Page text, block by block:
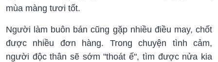
mùa màng tươi tốt.
Người làm buôn bán cũng gặp nhiều điều may, chốt
được nhiều đơn hàng. Trong chuyện tình cảm,
người độc thân sẽ sớm "thoát ế", tìm được nửa kia